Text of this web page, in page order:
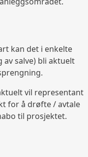
kan det i enkelte
salve) bli aktuelt
vil representant
for å drøfte / avtale
til prosjektet.